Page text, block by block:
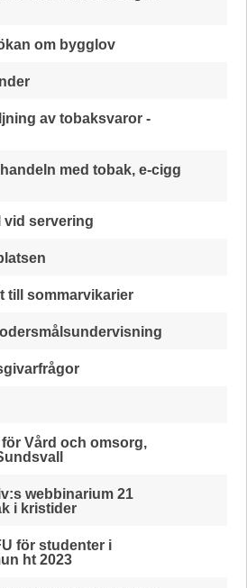
om bygglov
av tobaksvaror -
med tobak, e-cigg
vid servering
till sommarvikarier
Vård och omsorg,
webbinarium 21
i kristider
för studenter i
ht 2023